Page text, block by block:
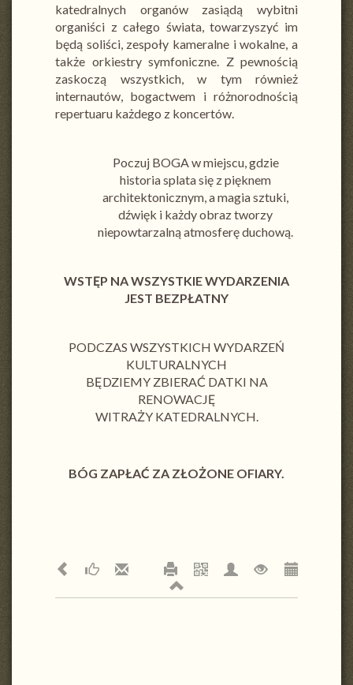
katedralnych organów zasiądą wybitni
organiści z całego świata, towarzyszyć im
będą soliści, zespoły kameralne i wokalne, a
także orkiestry symfoniczne. Z pewnością
zaskoczą wszystkich, w tym również
internautów, bogactwem i różnorodnością
repertuaru każdego z koncertów.
Poczuj BOGA w miejscu, gdzie
historia splata się z pięknem
architektonicznym, a magia sztuki,
dźwięk i każdy obraz tworzy
niepowtarzalną atmosferę duchową.
WSTĘP NA WSZYSTKIE WYDARZENIA
JEST BEZPŁATNY
PODCZAS WSZYSTKICH WYDARZEŃ
KULTURALNYCH
BĘDZIEMY ZBIERAĆ DATKI NA
RENOWACJĘ
WITRAŻY KATEDRALNYCH.
BÓG ZAPŁAĆ ZA ZŁOŻONE OFIARY.